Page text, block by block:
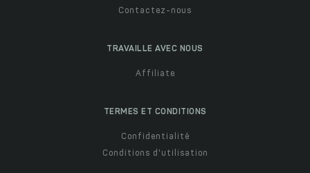
Contactez-nous
TRAVAILLE AVEC NOUS
Affiliate
TERMES ET CONDITIONS
Confidentialité
Conditions d'utilisation